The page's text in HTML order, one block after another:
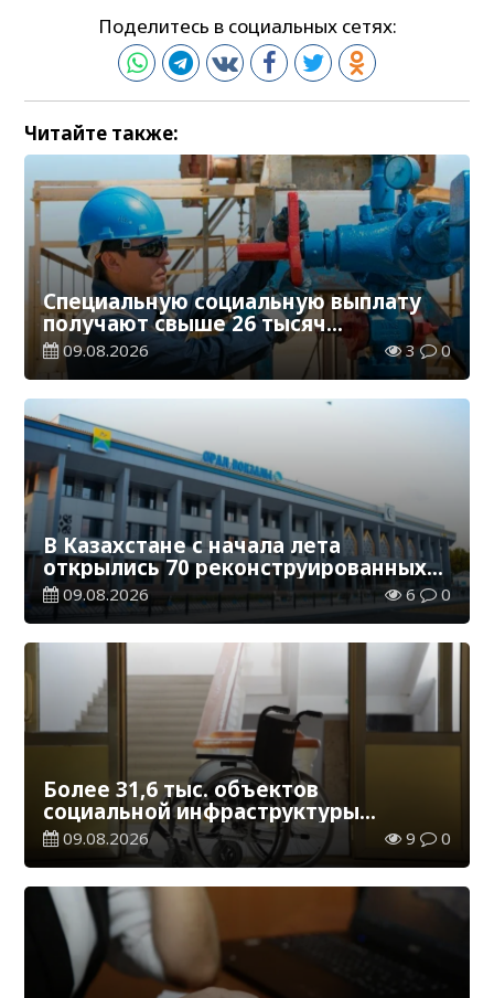
Поделитесь в социальных сетях:
Читайте также:
Специальную социальную выплату
получают свыше 26 тысяч
работников, занятых во вредных
условиях труда
09.08.2026 3 0
В Казахстане с начала лета
открылись 70 реконструированных
железнодорожных вокзалов
09.08.2026 6 0
Более 31,6 тыс. объектов
социальной инфраструктуры
адаптированы для лиц с
инвалидностью
09.08.2026 9 0